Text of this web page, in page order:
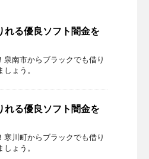
れる優良ソフト闇金を
南市からブラックでも借り
ょう。
れる優良ソフト闇金を
川町からブラックでも借り
ょう。